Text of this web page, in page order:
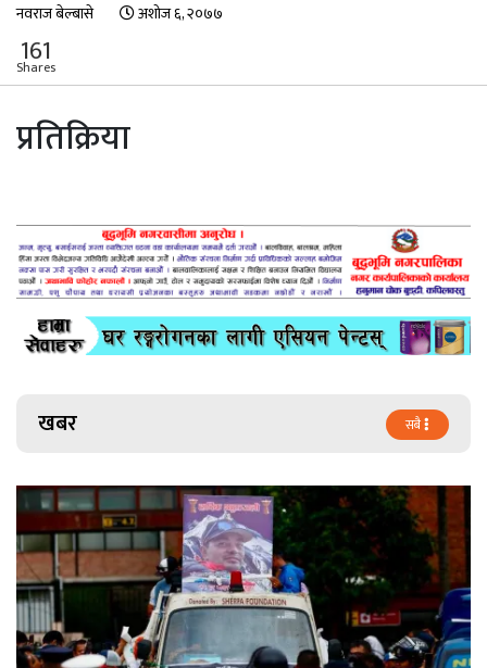
नवराज बेल्बासे अशोज ६, २०७७
161
Shares
प्रतिक्रिया
खबर सबै